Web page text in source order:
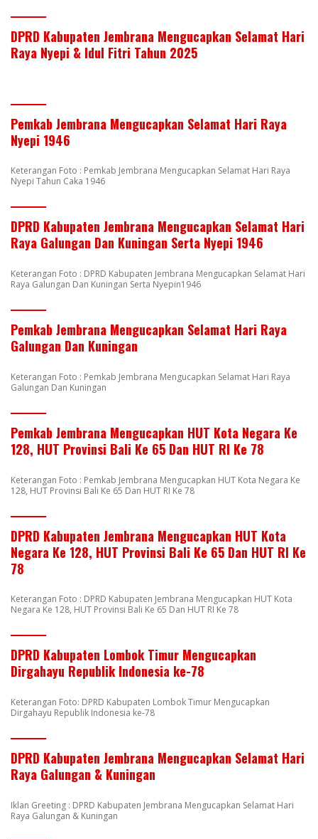
DPRD Kabupaten Jembrana Mengucapkan Selamat Hari
Raya Nyepi & Idul Fitri Tahun 2025
Pemkab Jembrana Mengucapkan Selamat Hari Raya
Nyepi 1946
Keterangan Foto : Pemkab Jembrana Mengucapkan Selamat Hari Raya
Nyepi Tahun Caka 1946
DPRD Kabupaten Jembrana Mengucapkan Selamat Hari
Raya Galungan Dan Kuningan Serta Nyepi 1946
Keterangan Foto : DPRD Kabupaten Jembrana Mengucapkan Selamat Hari
Raya Galungan Dan Kuningan Serta Nyepin1946
Pemkab Jembrana Mengucapkan Selamat Hari Raya
Galungan Dan Kuningan
Keterangan Foto : Pemkab Jembrana Mengucapkan Selamat Hari Raya
Galungan Dan Kuningan
Pemkab Jembrana Mengucapkan HUT Kota Negara Ke
128, HUT Provinsi Bali Ke 65 Dan HUT RI Ke 78
Keterangan Foto : Pemkab Jembrana Mengucapkan HUT Kota Negara Ke
128, HUT Provinsi Bali Ke 65 Dan HUT RI Ke 78
DPRD Kabupaten Jembrana Mengucapkan HUT Kota
Negara Ke 128, HUT Provinsi Bali Ke 65 Dan HUT RI Ke
78
Keterangan Foto : DPRD Kabupaten Jembrana Mengucapkan HUT Kota
Negara Ke 128, HUT Provinsi Bali Ke 65 Dan HUT RI Ke 78
DPRD Kabupaten Lombok Timur Mengucapkan
Dirgahayu Republik Indonesia ke-78
Keterangan Foto: DPRD Kabupaten Lombok Timur Mengucapkan
Dirgahayu Republik Indonesia ke-78
DPRD Kabupaten Jembrana Mengucapkan Selamat Hari
Raya Galungan & Kuningan
Iklan Greeting : DPRD Kabupaten Jembrana Mengucapkan Selamat Hari
Raya Galungan & Kuningan